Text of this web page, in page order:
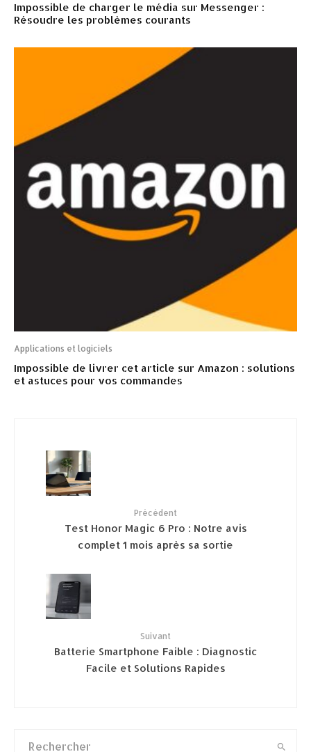
Impossible de charger le média sur Messenger :
Résoudre les problèmes courants
Applications et logiciels
Impossible de livrer cet article sur Amazon : solutions
et astuces pour vos commandes
Précédent
Test Honor Magic 6 Pro : Notre avis
complet 1 mois après sa sortie
Suivant
Batterie Smartphone Faible : Diagnostic
Facile et Solutions Rapides